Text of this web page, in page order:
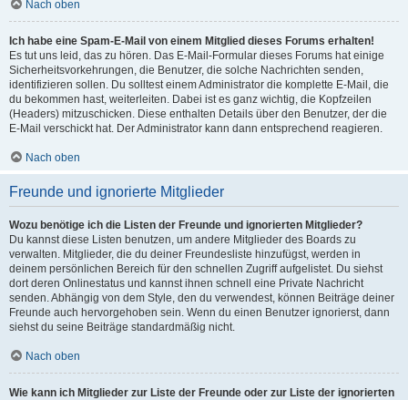
Nach oben
Ich habe eine Spam-E-Mail von einem Mitglied dieses Forums erhalten!
Es tut uns leid, das zu hören. Das E-Mail-Formular dieses Forums hat einige
Sicherheitsvorkehrungen, die Benutzer, die solche Nachrichten senden,
identifizieren sollen. Du solltest einem Administrator die komplette E-Mail, die
du bekommen hast, weiterleiten. Dabei ist es ganz wichtig, die Kopfzeilen
(Headers) mitzuschicken. Diese enthalten Details über den Benutzer, der die
E-Mail verschickt hat. Der Administrator kann dann entsprechend reagieren.
Nach oben
Freunde und ignorierte Mitglieder
Wozu benötige ich die Listen der Freunde und ignorierten Mitglieder?
Du kannst diese Listen benutzen, um andere Mitglieder des Boards zu
verwalten. Mitglieder, die du deiner Freundesliste hinzufügst, werden in
deinem persönlichen Bereich für den schnellen Zugriff aufgelistet. Du siehst
dort deren Onlinestatus und kannst ihnen schnell eine Private Nachricht
senden. Abhängig von dem Style, den du verwendest, können Beiträge deiner
Freunde auch hervorgehoben sein. Wenn du einen Benutzer ignorierst, dann
siehst du seine Beiträge standardmäßig nicht.
Nach oben
Wie kann ich Mitglieder zur Liste der Freunde oder zur Liste der ignorierten